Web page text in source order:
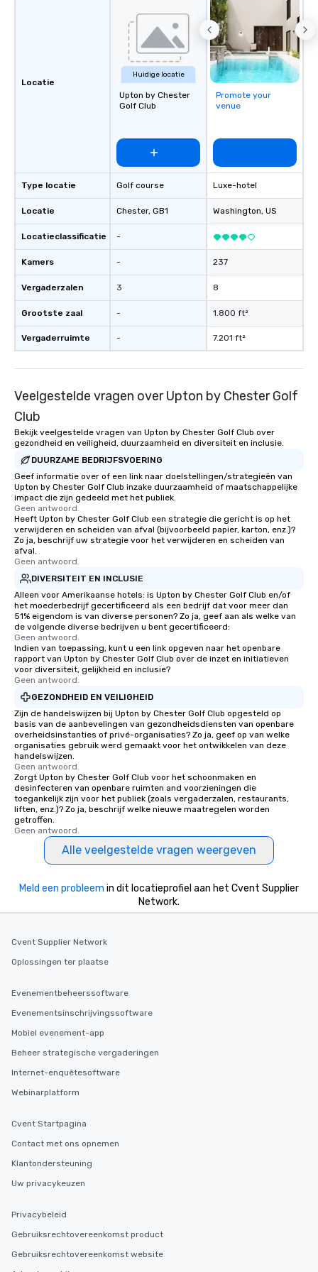
are designed for both small and large
groups. There is no group size that we
can’t handle! We have a variety of
pricing options to suit your budget
and the specific needs of your group.
Perfect for meetings, offsites and
Locatie
Type locatie
Locatie
Locatieclassificatie
Kamers
Vergaderzalen
Grootste zaal
Vergaderruimte
Huidige locatie
Upton by Chester
Golf Club
Golf course
Chester, GB1
-
-
3
-
-
Promote your
venue
Luxe-hotel
Washington, US
237
8
1.800 ft²
7.201 ft²
Veelgestelde vragen over Upton by Chester Golf
Club
Bekijk veelgestelde vragen van Upton by Chester Golf Club over
gezondheid en veiligheid, duurzaamheid en diversiteit en inclusie.
DUURZAME BEDRIJFSVOERING
Geef informatie over of een link naar doelstellingen/strategieën van
Upton by Chester Golf Club inzake duurzaamheid of maatschappelijke
impact die zijn gedeeld met het publiek.
Geen antwoord.
Heeft Upton by Chester Golf Club een strategie die gericht is op het
verwijderen en scheiden van afval (bijvoorbeeld papier, karton, enz.)?
Zo ja, beschrijf uw strategie voor het verwijderen en scheiden van
afval.
Geen antwoord.
DIVERSITEIT EN INCLUSIE
Alleen voor Amerikaanse hotels: is Upton by Chester Golf Club en/of
het moederbedrijf gecertificeerd als een bedrijf dat voor meer dan
51% eigendom is van diverse personen? Zo ja, geef aan als welke van
de volgende diverse bedrijven u bent gecertificeerd:
Geen antwoord.
Indien van toepassing, kunt u een link opgeven naar het openbare
rapport van Upton by Chester Golf Club over de inzet en initiatieven
voor diversiteit, gelijkheid en inclusie?
Geen antwoord.
GEZONDHEID EN VEILIGHEID
Zijn de handelswijzen bij Upton by Chester Golf Club opgesteld op
basis van de aanbevelingen van gezondheidsdiensten van openbare
overheidsinstanties of privé-organisaties? Zo ja, geef op van welke
organisaties gebruik werd gemaakt voor het ontwikkelen van deze
handelswijzen.
Geen antwoord.
Zorgt Upton by Chester Golf Club voor het schoonmaken en
desinfecteren van openbare ruimten and voorzieningen die
toegankelijk zijn voor het publiek (zoals vergaderzalen, restaurants,
liften, enz.)? Zo ja, beschrijf welke nieuwe maatregelen worden
getroffen.
Geen antwoord.
Alle veelgestelde vragen weergeven
Meld een probleem in dit locatieprofiel aan het Cvent Supplier
Network.
Cvent Supplier Network
Oplossingen ter plaatse
Evenementbeheerssoftware
Evenementsinschrijvingssoftware
Mobiel evenement-app
Beheer strategische vergaderingen
Internet-enquêtesoftware
Webinarplatform
Cvent Startpagina
Contact met ons opnemen
Klantondersteuning
Uw privacykeuzen
Privacybeleid
Gebruiksrechtovereenkomst product
Gebruiksrechtovereenkomst website